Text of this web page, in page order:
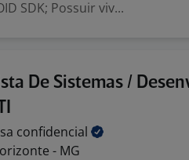
SDK; Possuir viv...
De Sistemas /
confidencial
- MG